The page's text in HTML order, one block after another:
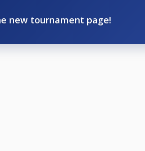
new tournament page!